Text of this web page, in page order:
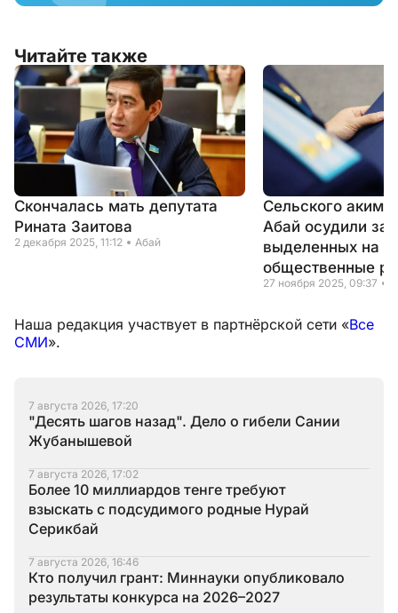
Читайте также
Скончалась мать депутата
Рината Заитова
2 декабря 2025, 11:12 Абай
Сельского акима
Абай осудили за
выделенных на
общественные
27 ноября 2025, 09:37
Наша редакция участвует в партнёрской сети «Все
СМИ».
7 августа 2026, 17:20
"Десять шагов назад". Дело о гибели Сании
Жубанышевой
7 августа 2026, 17:02
Более 10 миллиардов тенге требуют
взыскать с подсудимого родные Нурай
Серикбай
7 августа 2026, 16:46
Кто получил грант: Миннауки опубликовало
результаты конкурса на 2026–2027